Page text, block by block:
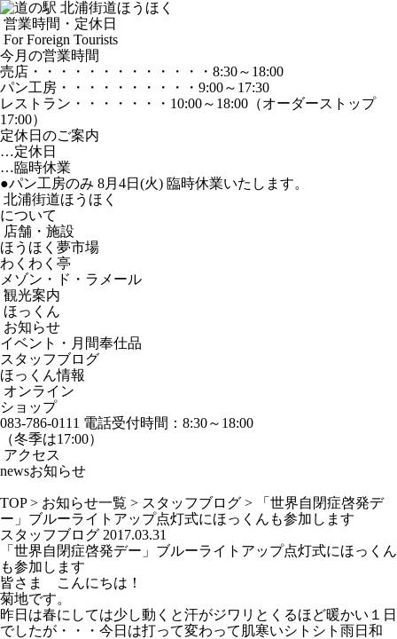
営業時間・定休日
For Foreign Tourists
今月の営業時間
売店 ・・・・・・・・・・・・・ 8:30～18:00
パン工房 ・・・・・・・・・・ 9:00～17:30
レストラン ・・・・・・・ 10:00～18:00 （オーダーストップ
17:00）
定休日のご案内
…定休日
…臨時休業
●パン工房のみ 8月4日(火) 臨時休業いたします。
北浦街道ほうほく
について
店舗・施設
ほうほく夢市場
わくわく亭
メゾン・ド・ラメール
観光案内
ほっくん
お知らせ
イベント・月間奉仕品
スタッフブログ
ほっくん情報
オンライン
ショップ
083-786-0111 電話受付時間：8:30～18:00
（冬季は17:00）
アクセス
newsお知らせ
TOP> お知らせ一覧 > スタッフブログ >
「世界自閉症啓発デ
ー」ブルーライトアップ点灯式にほっくんも参加します
スタッフブログ 2017.03.31
「世界自閉症啓発デー」ブルーライトアップ点灯式にほっくん
も参加します
皆さま こんにちは！
菊地です。
昨日は春にしては少し動くと汗がジワリとくるほど暖かい１日
でしたが・・・今日は打って変わって肌寒いシトシト雨日和